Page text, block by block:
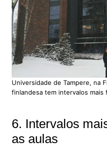
Universidade de Tampere, na
finlandesa tem intervalos mais
6. Intervalos
as aulas